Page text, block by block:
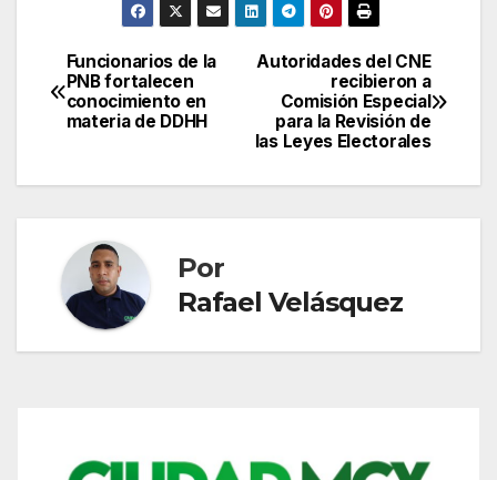
Navegación
de
Autoridades del CNE
recibieron a
Comisión Especial
para la Revisión de
las Leyes Electorales
Funcionarios de la
PNB fortalecen
conocimiento en
materia de DDHH
Por
Rafael Velásquez